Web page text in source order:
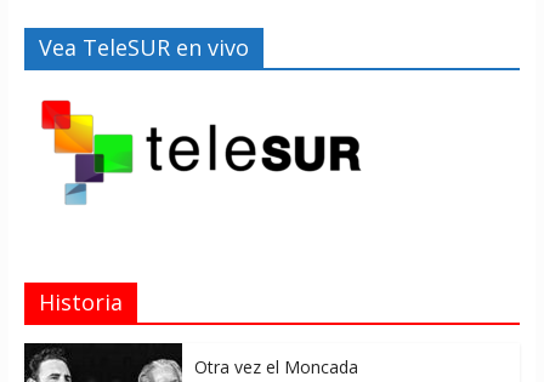
Vea TeleSUR en vivo
Historia
Otra vez el Moncada